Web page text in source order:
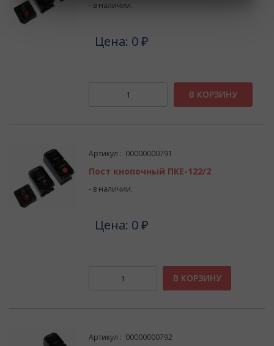
- в наличии.
Цена: 0 ₽
В КОРЗИНУ
Артикул : 00000000791
Пост кнопочный ПКЕ-122/2
- в наличии.
Цена: 0 ₽
В КОРЗИНУ
Артикул : 00000000792